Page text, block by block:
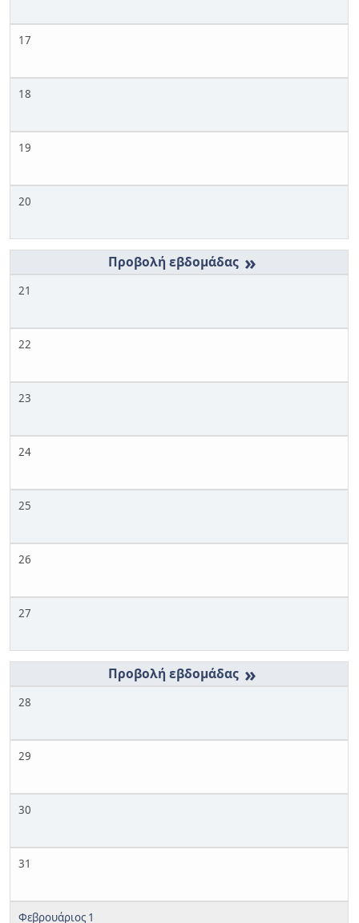
17
18
19
20
»
21
22
23
24
25
26
27
»
28
29
30
31
Φεβρουάριος 1